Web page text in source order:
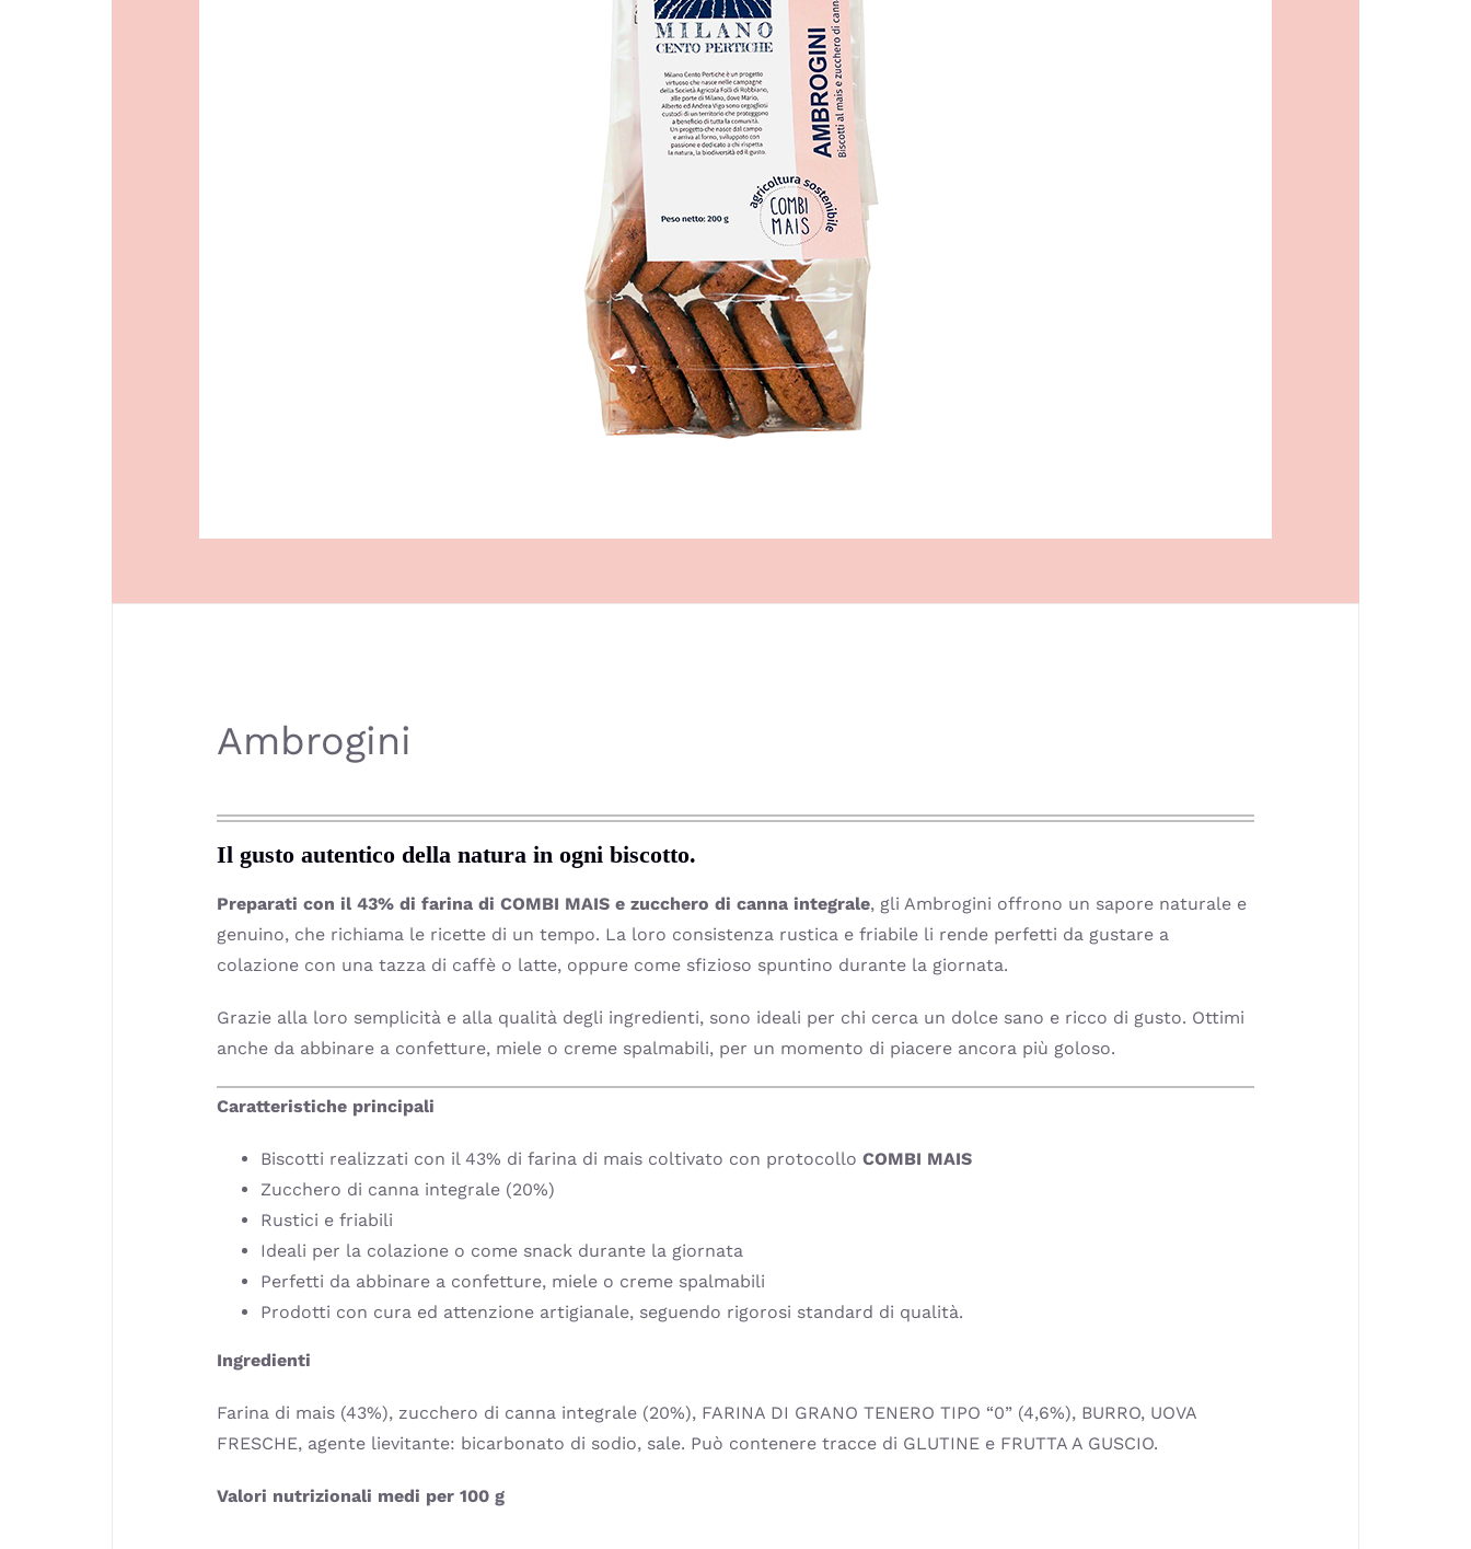
Ambrogini
Il gusto autentico della natura in ogni biscotto.
Preparati con il 43% di farina di COMBI MAIS e zucchero di canna integrale, gli Ambrogini offrono un sapore naturale e
genuino, che richiama le ricette di un tempo. La loro consistenza rustica e friabile li rende perfetti da gustare a
colazione con una tazza di caffè o latte, oppure come sfizioso spuntino durante la giornata.
Grazie alla loro semplicità e alla qualità degli ingredienti, sono ideali per chi cerca un dolce sano e ricco di gusto. Ottimi
anche da abbinare a confetture, miele o creme spalmabili, per un momento di piacere ancora più goloso.
Caratteristiche principali
Biscotti realizzati con il 43% di farina di mais coltivato con protocollo COMBI MAIS
Zucchero di canna integrale (20%)
Rustici e friabili
Ideali per la colazione o come snack durante la giornata
Perfetti da abbinare a confetture, miele o creme spalmabili
Prodotti con cura ed attenzione artigianale, seguendo rigorosi standard di qualità.
Ingredienti
Farina di mais (43%), zucchero di canna integrale (20%), FARINA DI GRANO TENERO TIPO “0” (4,6%), BURRO, UOVA
FRESCHE, agente lievitante: bicarbonato di sodio, sale. Può contenere tracce di GLUTINE e FRUTTA A GUSCIO.
Valori nutrizionali medi per 100 g